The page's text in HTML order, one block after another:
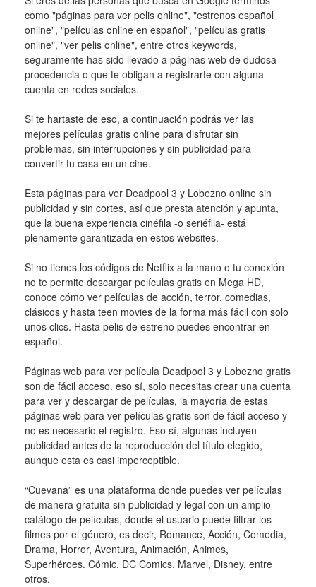
como "páginas para ver pelis online", "estrenos español
online", "películas online en español", "películas gratis
online", "ver pelis online", entre otros keywords,
seguramente has sido llevado a páginas web de dudosa
procedencia o que te obligan a registrarte con alguna
cuenta en redes sociales.
Si te hartaste de eso, a continuación podrás ver las
mejores películas gratis online para disfrutar sin
problemas, sin interrupciones y sin publicidad para
convertir tu casa en un cine.
Esta páginas para ver Deadpool 3 y Lobezno online sin
publicidad y sin cortes, así que presta atención y apunta,
que la buena experiencia cinéfila -o seriéfila- está
plenamente garantizada en estos websites.
Si no tienes los códigos de Netflix a la mano o tu conexión
no te permite descargar películas gratis en Mega HD,
conoce cómo ver películas de acción, terror, comedias,
clásicos y hasta teen movies de la forma más fácil con solo
unos clics. Hasta pelis de estreno puedes encontrar en
español.
Páginas web para ver película Deadpool 3 y Lobezno gratis
son de fácil acceso. eso sí, solo necesitas crear una cuenta
para ver y descargar de películas, la mayoría de estas
páginas web para ver películas gratis son de fácil acceso y
no es necesario el registro. Eso sí, algunas incluyen
publicidad antes de la reproducción del título elegido,
aunque esta es casi imperceptible.
“Cuevana” es una plataforma donde puedes ver películas
de manera gratuita sin publicidad y legal con un amplio
catálogo de películas, donde el usuario puede filtrar los
filmes por el género, es decir, Romance, Acción, Comedia,
Drama, Horror, Aventura, Animación, Animes,
Superhéroes. Cómic. DC Comics, Marvel, Disney, entre
otros.